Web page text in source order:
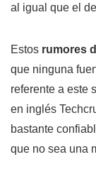
al igual que el
Estos rumores
que ninguna
referente a este
en inglés
bastante
que no sea una